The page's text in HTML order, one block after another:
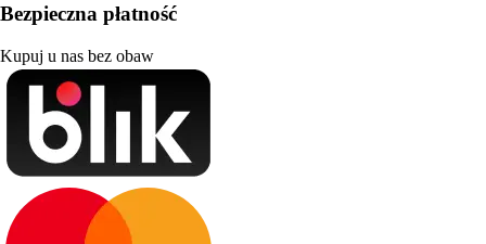
Bezpieczna płatność
Kupuj u nas bez obaw